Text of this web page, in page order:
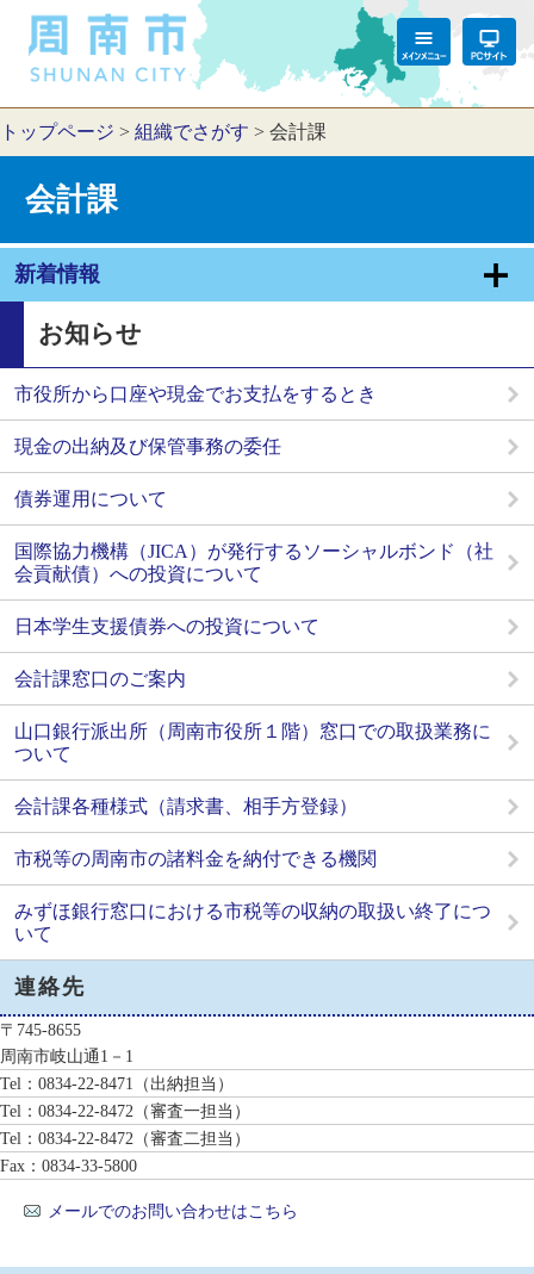
トップページ > 組織でさがす > 会計課
会計課
新着情報
お知らせ
市役所から口座や現金でお支払をするとき
現金の出納及び保管事務の委任
債券運用について
国際協力機構（JICA）が発行するソーシャルボンド（社
会貢献債）への投資について
日本学生支援債券への投資について
会計課窓口のご案内
山口銀行派出所（周南市役所１階）窓口での取扱業務に
ついて
会計課各種様式（請求書、相手方登録）
市税等の周南市の諸料金を納付できる機関
みずほ銀行窓口における市税等の収納の取扱い終了につ
いて
連絡先
〒745-8655
周南市岐山通1－1
Tel：0834-22-8471
（出納担当）
Tel：0834-22-8472 （審査一担当）
Tel：0834-22-8472 （審査二担当）
Fax：0834-33-5800
メールでのお問い合わせはこちら